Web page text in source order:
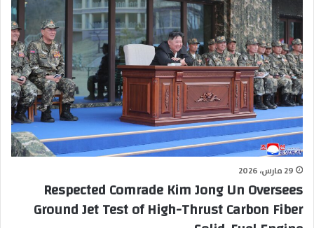
29 مارس، 2026
Respected Comrade Kim Jong Un Oversees
Ground Jet Test of High-Thrust Carbon Fiber